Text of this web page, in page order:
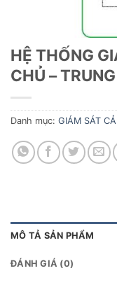
HỆ THỐNG
CHỦ –
Danh mục: GIÁM SÁT
MÔ TẢ SẢN PHẨM
ĐÁNH GIÁ (0)